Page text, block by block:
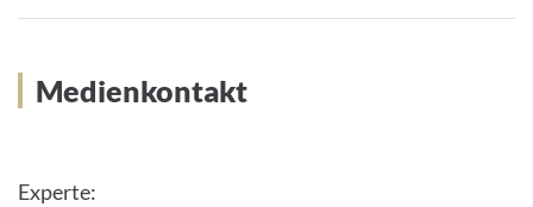
Medienkontakt
Experte: